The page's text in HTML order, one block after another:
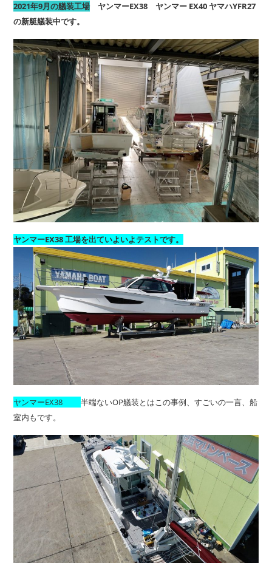
2021年9月の艤装工場
ヤンマーEX38 ヤンマー EX40 ヤマハYFR27
の新艇艤装中です。
ヤンマーEX38 工場を出ていよいよテストです。
ヤンマーEX38半端ないOP艤装とはこの事例、すごいの一言、船
室内もです。